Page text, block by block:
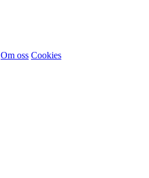
Om oss Cookies